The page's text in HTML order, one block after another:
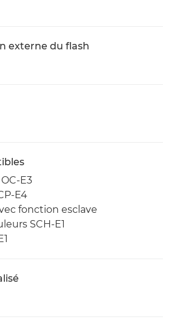
externe du flash
E3
E4
fonction esclave
SCH-E1